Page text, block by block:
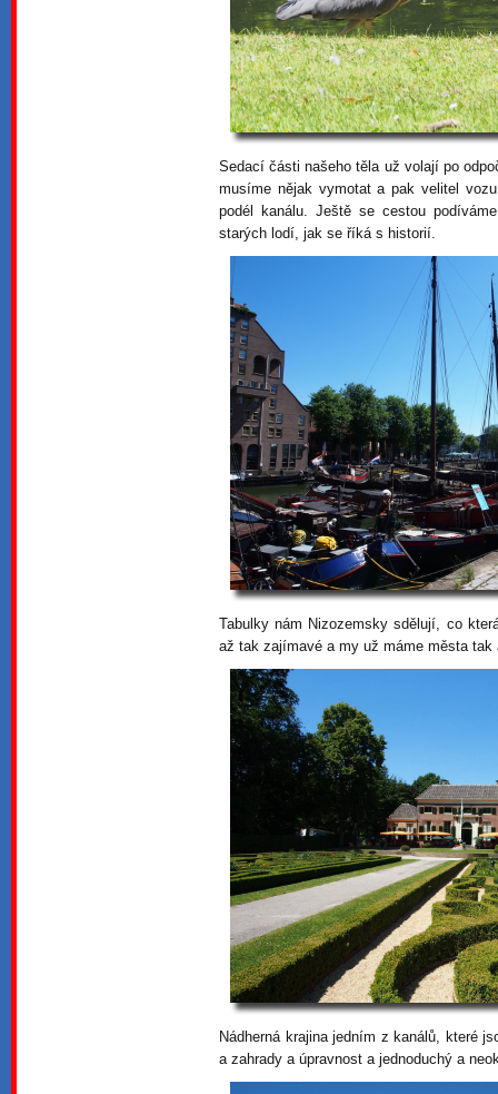
Sedací části našeho těla už volají po
musíme nějak vymotat a pak velitel
podél kanálu. Ještě se cestou
starých lodí, jak se říká s historií.
Tabulky nám Nizozemsky sdělují, co
až tak zajímavé a my už máme města tak
Nádherná krajina jedním z kanálů, které
a zahrady a úpravnost a jednoduchý a